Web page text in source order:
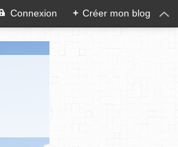
Connexion + Créer mon blog